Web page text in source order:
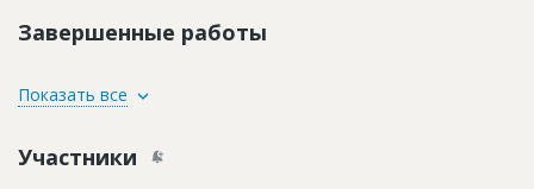
Завершенные работы
ID
Дата обновления
Показать все
Участники